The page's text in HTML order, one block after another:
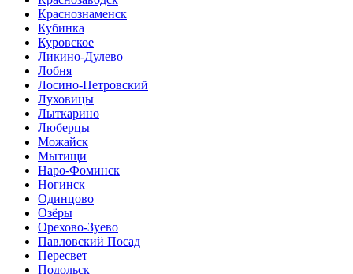
Краснознаменск
Кубинка
Куровское
Ликино-Дулево
Лобня
Лосино-Петровский
Луховицы
Лыткарино
Люберцы
Можайск
Мытищи
Наро-Фоминск
Ногинск
Одинцово
Озёры
Орехово-Зуево
Павловский Посад
Пересвет
Подольск